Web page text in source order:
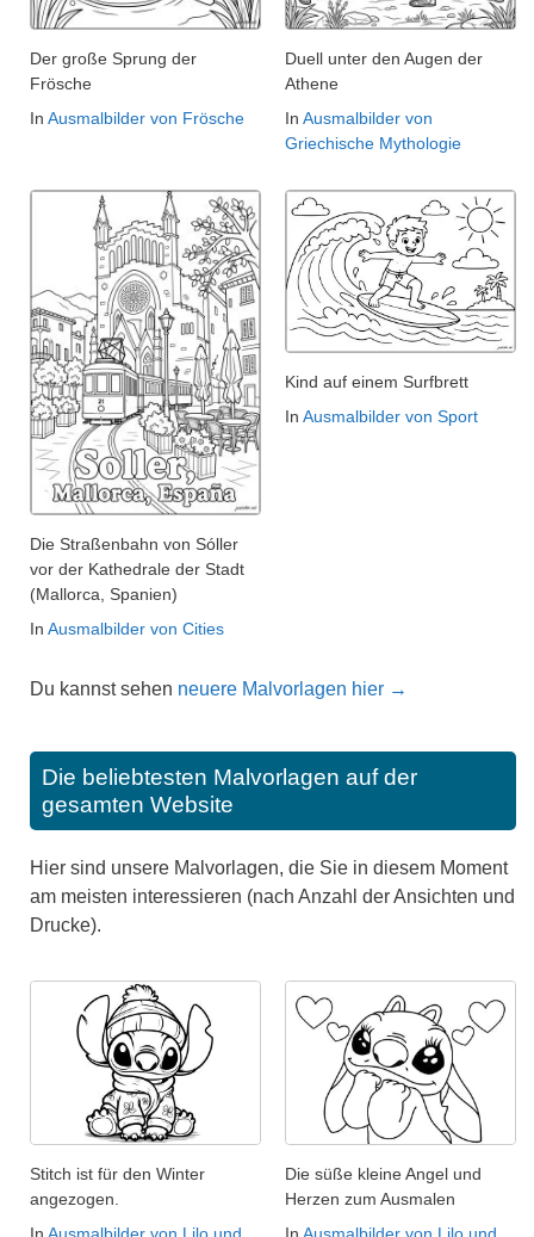
Der große Sprung der
Frösche
In Ausmalbilder von Frösche
Duell unter den Augen der
Athene
In Ausmalbilder von
Griechische Mythologie
Die Straßenbahn von Sóller
vor der Kathedrale der Stadt
(Mallorca, Spanien)
In Ausmalbilder von Cities
Kind auf einem Surfbrett
In Ausmalbilder von Sport
Du kannst sehen neuere Malvorlagen hier →
Die beliebtesten Malvorlagen auf der
gesamten Website
Hier sind unsere Malvorlagen, die Sie in diesem Moment
am meisten interessieren (nach Anzahl der Ansichten und
Drucke).
Stitch ist für den Winter
angezogen.
Die süße kleine Angel und
Herzen zum Ausmalen